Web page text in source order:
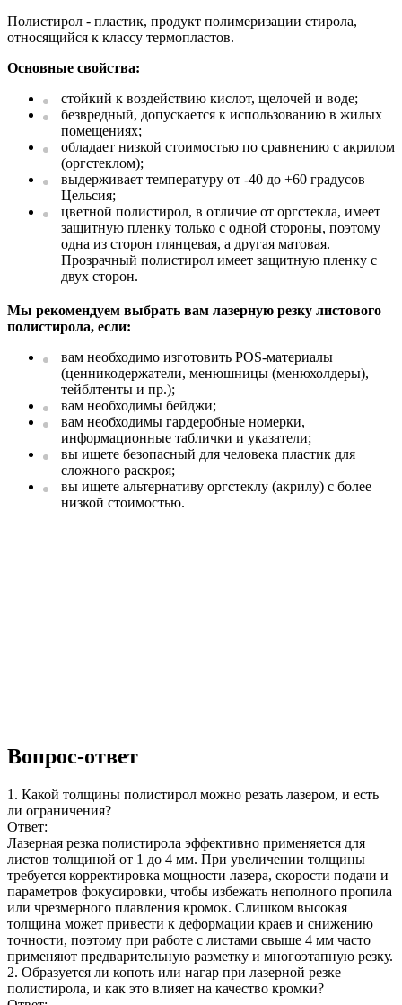
Полистирол - пластик, продукт полимеризации стирола,
относящийся к классу термопластов.
Основные свойства:
стойкий к воздействию кислот, щелочей и воде;
безвредный, допускается к использованию в жилых
помещениях;
обладает низкой стоимостью по сравнению с акрилом
(оргстеклом);
выдерживает температуру от -40 до +60 градусов
Цельсия;
цветной полистирол, в отличие от оргстекла, имеет
защитную пленку только с одной стороны, поэтому
одна из сторон глянцевая, а другая матовая.
Прозрачный полистирол имеет защитную пленку с
двух сторон.
Мы рекомендуем выбрать вам лазерную резку листового
полистирола, если:
вам необходимо изготовить POS-материалы
(ценникодержатели, менюшницы (менюхолдеры),
тейблтенты и пр.);
вам необходимы бейджи;
вам необходимы гардеробные номерки,
информационные таблички и указатели;
вы ищете безопасный для человека пластик для
сложного раскроя;
вы ищете альтернативу оргстеклу (акрилу) с более
низкой стоимостью.
Вопрос-ответ
1. Какой толщины полистирол можно резать лазером, и есть
ли ограничения?
Ответ:
Лазерная резка полистирола эффективно применяется для
листов толщиной от 1 до 4 мм. При увеличении толщины
требуется корректировка мощности лазера, скорости подачи и
параметров фокусировки, чтобы избежать неполного пропила
или чрезмерного плавления кромок. Слишком высокая
толщина может привести к деформации краев и снижению
точности, поэтому при работе с листами свыше 4 мм часто
применяют предварительную разметку и многоэтапную резку.
2. Образуется ли копоть или нагар при лазерной резке
полистирола, и как это влияет на качество кромки?